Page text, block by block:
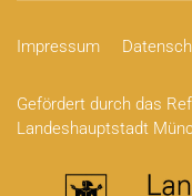
Impressum
Gefördert durch das
Landeshauptstadt